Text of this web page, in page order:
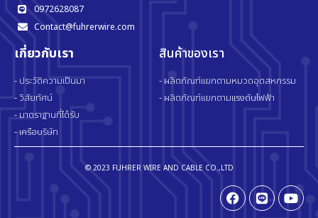
0972628087
Contact@fuhrerwire.com
เกี่ยวกับเรา
- ประวัติความเป็นมา
- วิสัยทัศน์
- มาตราฐานที่ได้รับ
- เครือบริษัท
สินค้าของเรา
- ผลิตภัณฑ์แยกตามหมวดอุตสหกรรม
- ผลิตภัณฑ์แยกตามแรงดันไฟฟ้า
© 2023 FUHRER WIRE AND CABLE CO.,LTD